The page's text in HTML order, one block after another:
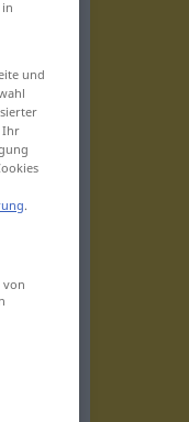
und
Ihr
.
von